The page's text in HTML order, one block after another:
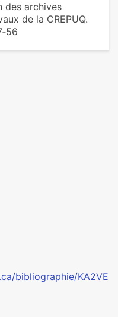
des archives
de la CREPUQ.
bibliographie/KA2VE